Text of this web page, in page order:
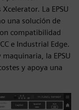
La EPSU
una solución de
compatibilidad
e Industrial Edge.
la EPSU
y apoya una